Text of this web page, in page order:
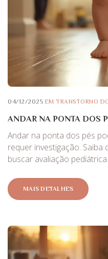
04/12/2025 EM TRANSTORNO
ANDAR NA PONTA DOS
Andar na ponta dos pés
requer investigação. Saiba
buscar avaliação pediátrica
MAIS DETALHES